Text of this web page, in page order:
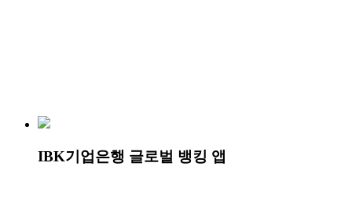
IBK기업은행 글로벌 뱅킹 앱